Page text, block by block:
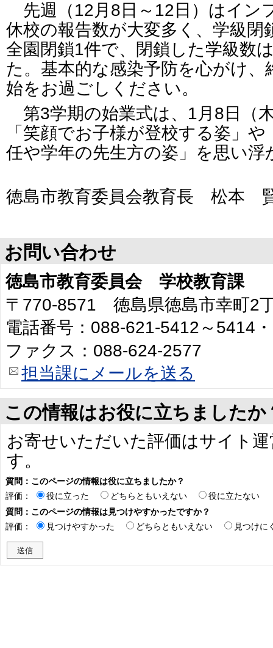
先週（12月8日～12日）はイン
休校の報告数が大変多く、学級閉
全園閉鎖1件で、閉鎖した学級数
た。基本的な感染予防を心がけ、
始をお過ごしください。
第3学期の始業式は、1月8日（
「笑顔でお子様が登校する姿」
任や学年の先生方の姿」を思い
徳島市教育委員会教育長 松本
お問い合わせ
徳島市教育委員会 学校教育課
〒770-8571 徳島県徳島市幸町2
電話番号：088-621-5412～5414
ファクス：088-624-2577
担当課にメールを送る
この情報はお役に立ちましたか
お寄せいただいた評価はサイト
す。
質問：このページの情報は役に立ちましたか？
評価：
役に立った どちらともいえない
役に立たない
質問：このページの情報は見つけやすかったですか？
評価：
見つけやすかった どちらともいえない 見つけに